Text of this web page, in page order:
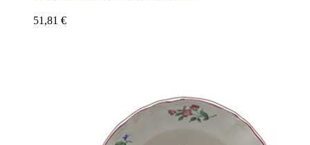
51,81 €